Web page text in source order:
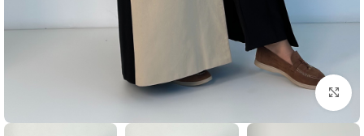
اضغط للتكبير